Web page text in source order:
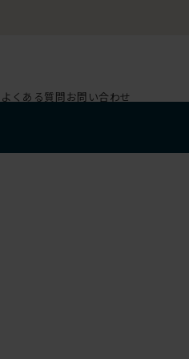
よくある質問お問い合わせ